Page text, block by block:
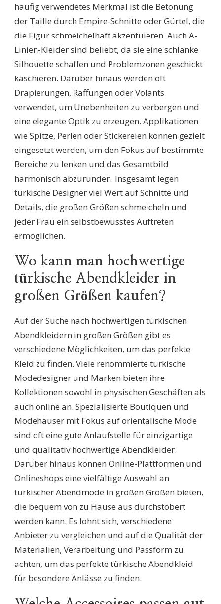
häufig verwendetes Merkmal ist die Betonung
der Taille durch Empire-Schnitte oder Gürtel, die
die Figur schmeichelhaft akzentuieren. Auch A-
Linien-Kleider sind beliebt, da sie eine schlanke
Silhouette schaffen und Problemzonen geschickt
kaschieren. Darüber hinaus werden oft
Drapierungen, Raffungen oder Volants
verwendet, um Unebenheiten zu verbergen und
eine elegante Optik zu erzeugen. Applikationen
wie Spitze, Perlen oder Stickereien können gezielt
eingesetzt werden, um den Fokus auf bestimmte
Bereiche zu lenken und das Gesamtbild
harmonisch abzurunden. Insgesamt legen
türkische Designer viel Wert auf Schnitte und
Details, die großen Größen schmeicheln und
jeder Frau ein selbstbewusstes Auftreten
ermöglichen.
Wo kann man hochwertige
türkische Abendkleider in
großen Größen kaufen?
Auf der Suche nach hochwertigen türkischen
Abendkleidern in großen Größen gibt es
verschiedene Möglichkeiten, um das perfekte
Kleid zu finden. Viele renommierte türkische
Modedesigner und Marken bieten ihre
Kollektionen sowohl in physischen Geschäften als
auch online an. Spezialisierte Boutiquen und
Modehäuser mit Fokus auf orientalische Mode
sind oft eine gute Anlaufstelle für einzigartige
und qualitativ hochwertige Abendkleider.
Darüber hinaus können Online-Plattformen und
Onlineshops eine vielfältige Auswahl an
türkischer Abendmode in großen Größen bieten,
die bequem von zu Hause aus durchstöbert
werden kann. Es lohnt sich, verschiedene
Anbieter zu vergleichen und auf die Qualität der
Materialien, Verarbeitung und Passform zu
achten, um das perfekte türkische Abendkleid
für besondere Anlässe zu finden.